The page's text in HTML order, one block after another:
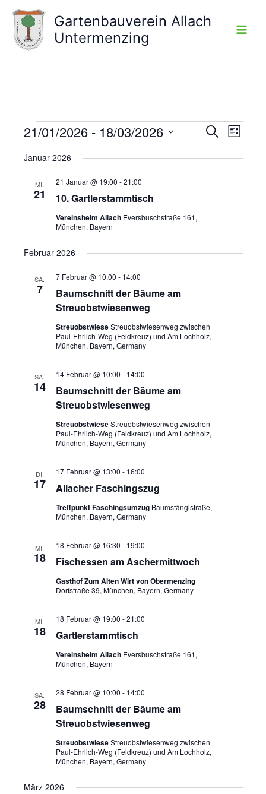
Inhalt
springen
Gartenbauverein Allach
Untermenzing
Veranstaltungen
und
SucheListe
21/01/2026 - 18/03/2026
wählen.
Januar 2026
MI.
21 10. Gartlerstammtisch
21 Januar @ 19:00 -21:00
Vereinsheim Allach Eversbuschstraße 161,
München, Bayern
Februar 2026
SA.
7
Baumschnitt der Bäume am
Streuobstwiesenweg
7 Februar @ 10:00 - 14:00
StreuobstwieseStreuobstwiesenweg zwischen
Paul-Ehrlich-Weg (Feldkreuz) und Am Lochholz,
München, Bayern, Germany
SA.
14
Baumschnitt der Bäume am
Streuobstwiesenweg
14 Februar @ 10:00 - 14:00
StreuobstwieseStreuobstwiesenweg zwischen
Paul-Ehrlich-Weg (Feldkreuz) und Am Lochholz,
München, Bayern, Germany
DI.
17 Allacher Faschingszug
17 Februar @ 13:00 - 16:00
Treffpunkt Faschingsumzug Baumstänglstraße,
München, Bayern, Germany
MI.
18 Fischessen am Aschermittwoch
18 Februar @ 16:30 - 19:00
Gasthof Zum Alten Wirt von Obermenzing
Dorfstraße 39, München, Bayern, Germany
MI.
18 Gartlerstammtisch
18 Februar @ 19:00 -21:00
Vereinsheim Allach Eversbuschstraße 161,
München, Bayern
SA.
28
Baumschnitt der Bäume am
Streuobstwiesenweg
28 Februar @ 10:00 - 14:00
StreuobstwieseStreuobstwiesenweg zwischen
Paul-Ehrlich-Weg (Feldkreuz) und Am Lochholz,
München, Bayern, Germany
März 2026